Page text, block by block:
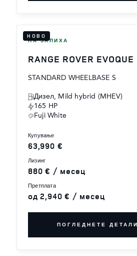
НОВО
НА ЗАЛИХА
RANGE ROVER EVOQUE
STANDARD WHEELBASE S
Дизел, Mild hybrid (MHEV)
165 HP
Fuji White
купување
63,990 €
лизинг
880 € / месец
претплата
од 2,940 € / месец
ПОГЛЕДНЕТЕ ДЕТАЛИ